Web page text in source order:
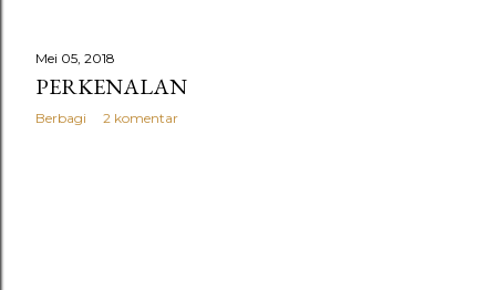
Mei 05, 2018
PERKENALAN
Berbagi 2 komentar